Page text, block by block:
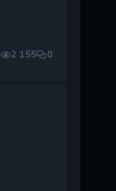
2 155 0